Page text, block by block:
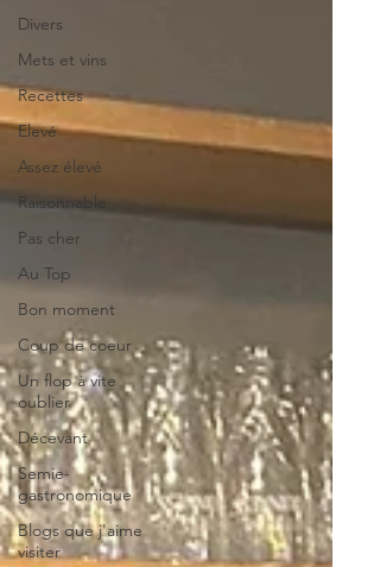
Divers
Mets et vins
Recettes
Elevé
Assez élevé
Raisonnable
Pas cher
Au Top
Bon moment
Coup de coeur
Un flop à vite
oublier
Décevant
Semie-
gastronomique
Blogs que j'aime
visiter